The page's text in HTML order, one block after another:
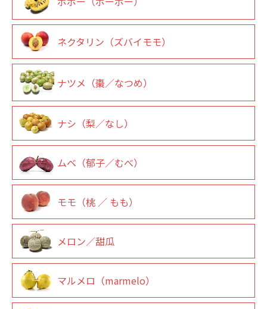
ネクタリン（ズバイモモ）
ナツメ（棗／なつめ）
ナシ（梨／なし）
ムベ（郁子／むべ）
モモ（桃 ／ もも）
メロン／甜瓜
マルメロ（marmelo）